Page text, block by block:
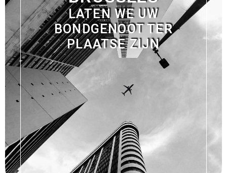
LATEN WE UW
BONDGENOOT TER
PLAATSE ZIJN